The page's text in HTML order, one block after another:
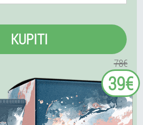
KUPITI
78€
39€